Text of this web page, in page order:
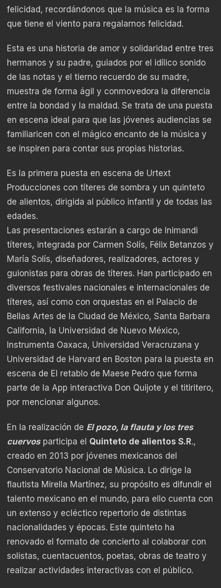
felicidad, recordándonos que la música es la forma
que tiene el viento para regalarnos felicidad.
Esta es una historia de amor y solidaridad entre tres
hermanos y su padre, guiados por el idílico sonido
de las notas y el tierno recuerdo de su madre,
muestra de forma ágil y conmovedora la diferencia
entre la bondad y la maldad. Se trata de una puesta
en escena ideal para que las jóvenes audiencias se
familiaricen con el mágico encanto de la música y
se inspiren para contar sus propias historias.
Es la primera puesta en escena de Urtext
Producciones con títeres de sombra y un quinteto
de alientos, dirigida al público infantil y de todas las
edades.
Las presentaciones estarán a cargo de Inimandi
títeres, integrada por Carmen Solís, Félix Betanzos y
María Solís, diseñadores, realizadores, actores y
guionistas para obras de títeres. Han participado en
diversos festivales nacionales e internacionales de
títeres, así como con orquestas en el Palacio de
Bellas Artes de la Ciudad de México, Santa Barbara
California, la Universidad de Nuevo México,
Instrumenta Oaxaca, Universidad Veracruzana y
Universidad de Harvard en Boston para la puesta en
escena de El retablo de Maese Pedro que forma
parte de la App interactiva Don Quijote y el titiritero,
por mencionar algunos.
En la realización de El pozo, la flauta y los tres
cuervosparticipa el Quinteto de alientos S.R.,
creado en 2013 por jóvenes mexicanos del
Conservatorio Nacional de Música. Lo dirige la
flautista Mirella Martínez, su propósito es difundir el
talento mexicano en el mundo, para ello cuenta con
un extenso y ecléctico repertorio de distintas
nacionalidades y épocas. Este quinteto ha
renovado el formato de concierto al colaborar con
solistas, cuentacuentos, poetas, obras de teatro y
realizar actividades interactivas con el público.